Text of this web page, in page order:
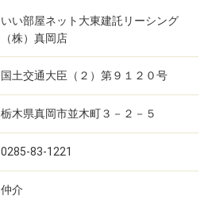
いい部屋ネット大東建託リーシング
（株）真岡店
国土交通大臣（２）第９１２０号
栃木県真岡市並木町３－２－５
0285-83-1221
仲介